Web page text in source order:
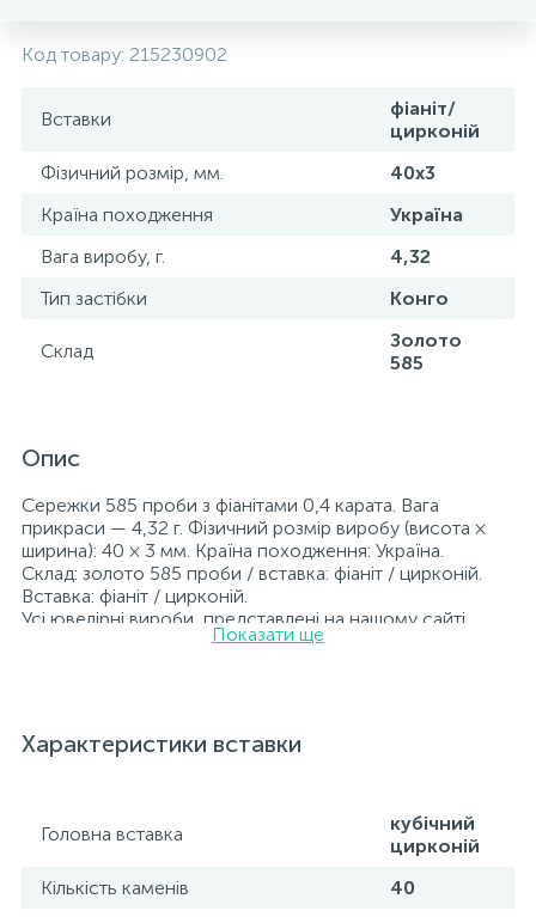
Код товару: 215230902
Вставки
фіаніт/
цирконій
Фізичний розмір, мм.
40х3
Країна походження
Україна
Вага виробу, г.
4,32
Тип застібки
Конго
Склад
Золото
585
Опис
Сережки 585 проби з фіанітами 0,4 карата. Вага
прикраси — 4,32 г. Фізичний розмір виробу (висота ×
ширина): 40 × 3 мм. Країна походження: Україна.
Склад: золото 585 проби / вставка: фіаніт / цирконій.
Вставка: фіаніт / цирконій.
Усі ювелірні вироби, представлені на нашому сайті,
пройшли внутрішній контроль якості, а також контроль
параметрів.*Кольори виробів на сайті можуть незначно
відрізнятися від реальних через особливості передачі
Показати ще
Характеристики вставки
Головна вставка
кубічний
цирконій
Кількість каменів
40